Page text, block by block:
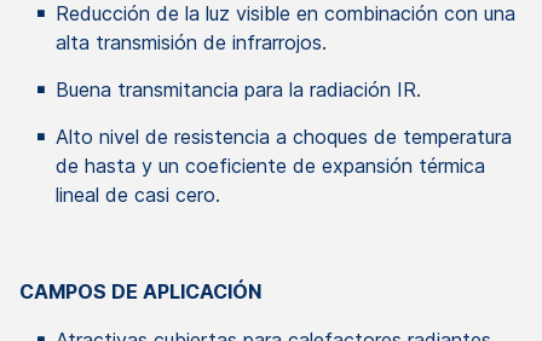
Reducción de la luz visible en combinación con una
alta transmisión de infrarrojos.
Buena transmitancia para la radiación IR.
Alto nivel de resistencia a choques de temperatura
de hasta y un coeficiente de expansión térmica
lineal de casi cero.
CAMPOS DE APLICACIÓN